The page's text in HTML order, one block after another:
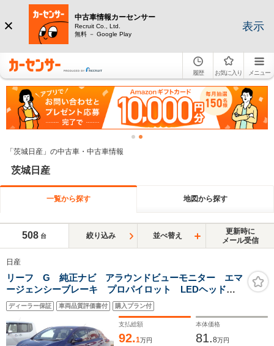
中古車情報カーセンサー
Recruit Co., Ltd.
無料 － Google Play
表示
履歴 お気に入り メニュー
「茨城日産」の中古車・中古車情報
茨城日産
一覧から探す 地図から探す
508 台 絞り込み 並べ替え
更新時に
メール受信
日産
リーフ G 純正ナビ アラウンドビューモニター エマ
ージェンシーブレーキ プロパイロット LEDヘッドラ
イト ブラインドスポットモニター ドラレコ
CD/DVD Bluetooth シート&ステアリングヒーター
ETC 純正アルミ
ディーラー保証 車両品質評価書付 購入プラン付
支払総額
92.1万円
本体価格
81.8万円